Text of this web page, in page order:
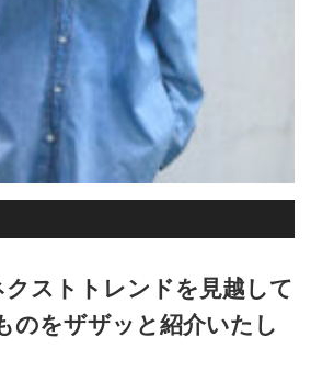
ストトレンドを見越して
のをザザッと紹介いたし